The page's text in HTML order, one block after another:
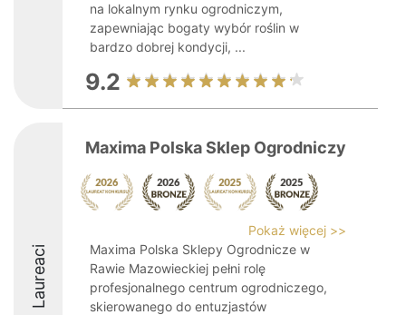
na lokalnym rynku ogrodniczym,
zapewniając bogaty wybór roślin w
bardzo dobrej kondycji, ...
9.2
Laureaci
Maxima Polska Sklep Ogrodniczy
Pokaż więcej >>
Maxima Polska Sklepy Ogrodnicze w
Rawie Mazowieckiej pełni rolę
profesjonalnego centrum ogrodniczego,
skierowanego do entuzjastów